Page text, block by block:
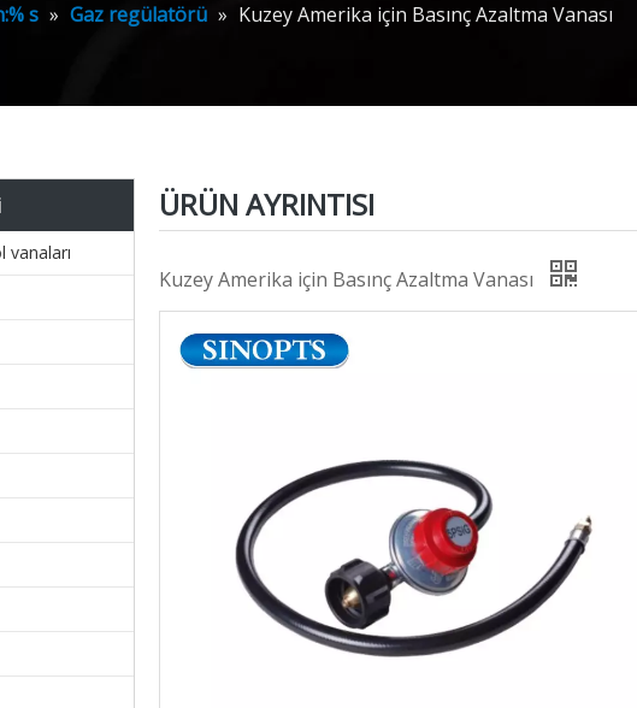
s » Gaz regülatörü » Kuzey Amerika için Basınç Azaltma Vanası
ÜRÜN AYRINTISI
Kuzey Amerika için Basınç Azaltma Vanası